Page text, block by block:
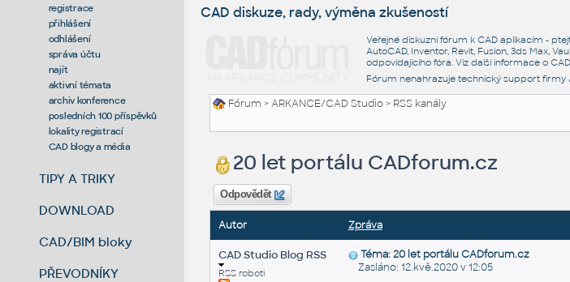
registrace
přihlášení
odhlášení
správa účtu
najít
aktivní témata
archiv konference
posledních 100 příspěvků
lokality registrací
CAD blogy a média
TIPY A TRIKY
DOWNLOAD
CAD/BIM bloky
PŘEVODNÍKY
CAD diskuze, rady, výměna zkušeností
Veřejné diskuzní fórum k CAD aplikacím -
AutoCAD, Inventor, Revit, Fusion, 3ds Max,
odpovídajícího fóra. Viz další informace o
Fórum nenahrazuje technický support firmy
Fórum >ARKANCE/CAD Studio> RSS kanály
20 let portálu CADforum.cz
Odpovědět
Autor Zpráva
CAD Studio Blog RSS
RSS roboti
Téma: 20 let portálu CADforum.cz
Zasláno: 12.kvě.2020 v 12:05